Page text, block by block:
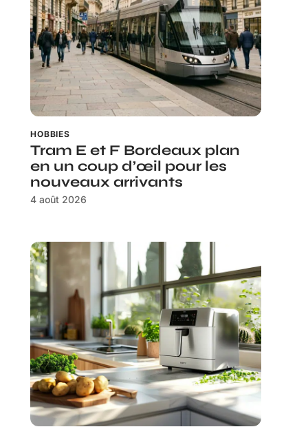
HOBBIES
Tram E et F Bordeaux plan
en un coup d’œil pour les
nouveaux arrivants
4 août 2026